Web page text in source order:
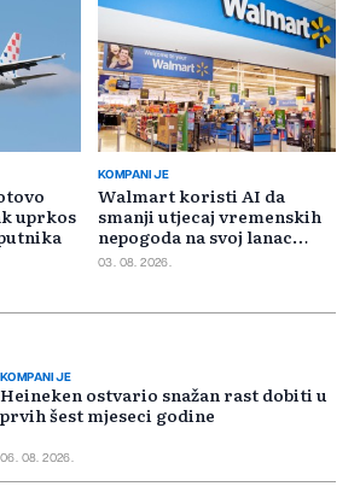
uprkos
KOMPANIJE
Walmart koristi AI da
smanji utjecaj vremenskih
nepogoda na svoj lanac
snabdijevanja
03. 08. 2026.
KOMPANIJE
Heineken ostvario snažan rast dobiti u
prvih šest mjeseci godine
06. 08. 2026.